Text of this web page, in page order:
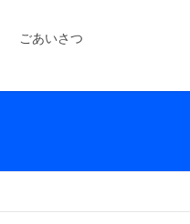
ごあいさつ